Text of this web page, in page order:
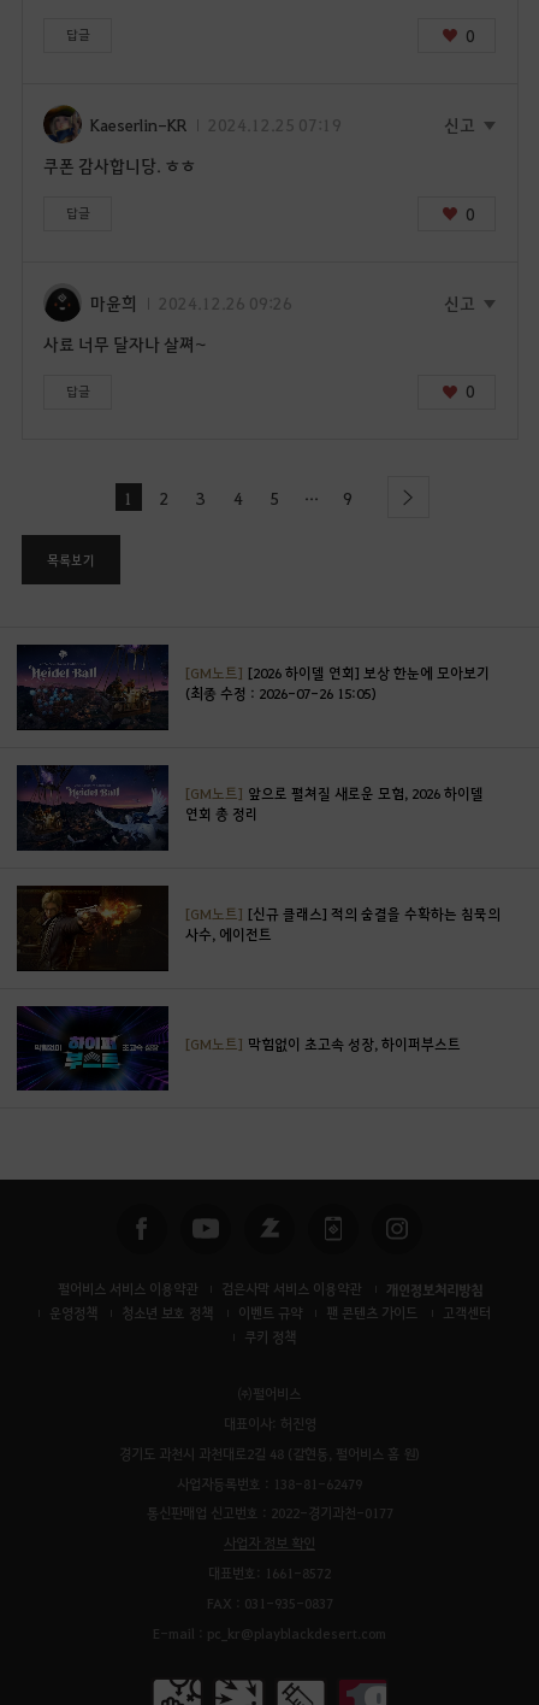
답글 0
Kaeserlin-KR 2024.12.25 07:19
신고
쿠폰 감사합니당. ㅎㅎ
답글 0
마윤희 2024.12.26 09:26
신고
사료 너무 달자나 살쪄~
답글 0
1 2 3 4 5 ...
l
9 next
목록보기
[GM노트] [2026 하이델 연회] 보상 한눈에 모아보기
(최종 수정 : 2026-07-26 15:05)
[GM노트] 앞으로 펼쳐질 새로운 모험, 2026 하이델
연회 총 정리
[GM노트] [신규 클래스] 적의 숨결을 수확하는 침묵의
사수, 에이전트
[GM노트] 막힘없이 초고속 성장, 하이퍼부스트
펄어비스 서비스 이용약관 검은사막 서비스 이용약관 개인정보처리방침
운영정책 청소년 보호 정책 이벤트 규약 팬 콘텐츠 가이드
고객센터
쿠키 정책
㈜펄어비스
대표이사: 허진영
경기도 과천시 과천대로2길 48 (갈현동, 펄어비스 홈 원)
사업자등록번호 : 138-81-62479
통신판매업 신고번호 : 2022-경기과천-0177
사업자 정보 확인
대표번호: 1661-8572
FAX : 031-935-0837
E-mail : pc_kr@playblackdesert.com